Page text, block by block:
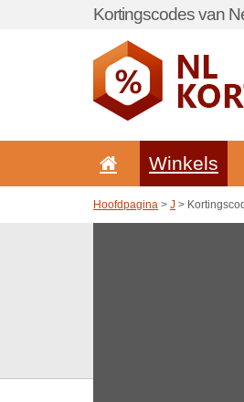
Kortingscodes van
Winkels
Hoofdpagina > J >